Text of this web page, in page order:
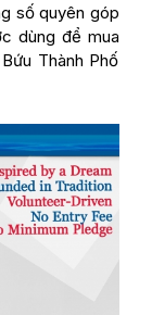
số quyên góp
dùng để mua
Thành Phố